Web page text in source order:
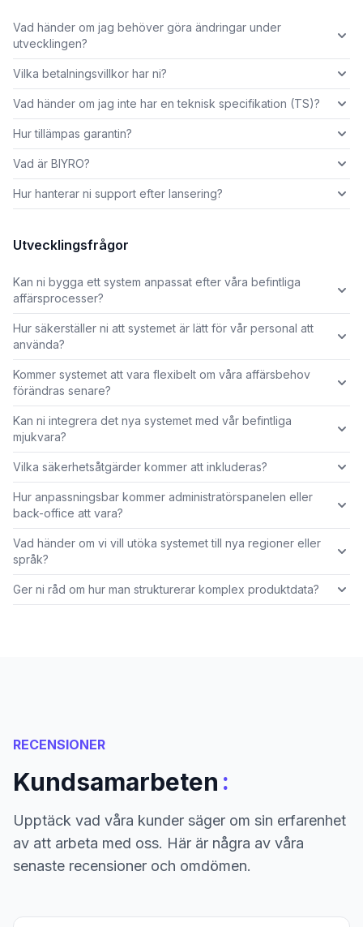
Vad händer om jag behöver göra ändringar under
utvecklingen?
Vilka betalningsvillkor har ni?
Vad händer om jag inte har en teknisk specifikation (TS)?
Hur tillämpas garantin?
Vad är BIYRO?
Hur hanterar ni support efter lansering?
Utvecklingsfrågor
Kan ni bygga ett system anpassat efter våra befintliga
affärsprocesser?
Hur säkerställer ni att systemet är lätt för vår personal att
använda?
Kommer systemet att vara flexibelt om våra affärsbehov
förändras senare?
Kan ni integrera det nya systemet med vår befintliga
mjukvara?
Vilka säkerhetsåtgärder kommer att inkluderas?
Hur anpassningsbar kommer administratörspanelen eller
back-office att vara?
Vad händer om vi vill utöka systemet till nya regioner eller
språk?
Ger ni råd om hur man strukturerar komplex produktdata?
RECENSIONER
Kundsamarbeten :
Upptäck vad våra kunder säger om sin erfarenhet
av att arbeta med oss. Här är några av våra
senaste recensioner och omdömen.